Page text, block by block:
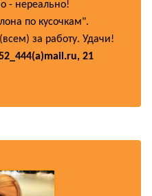
- нереально!
по кусочкам".
за работу. Удачи!
21